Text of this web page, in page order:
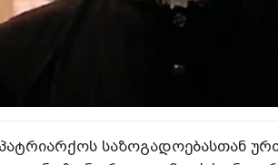
საზოგადოებასთან